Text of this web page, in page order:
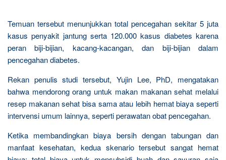
Temuan tersebut menunjukkan total pencegahan sekitar 5 juta
kasus penyakit jantung serta 120.000 kasus diabetes karena
peran biji-bijian, kacang-kacangan, dan biji-bijian dalam
pencegahan diabetes.
Rekan penulis studi tersebut, Yujin Lee, PhD, mengatakan
bahwa mendorong orang untuk makan makanan sehat melalui
resep makanan sehat bisa sama atau lebih hemat biaya seperti
intervensi umum lainnya, seperti perawatan obat pencegahan.
Ketika membandingkan biaya bersih dengan tabungan dan
manfaat kesehatan, kedua skenario tersebut sangat hemat